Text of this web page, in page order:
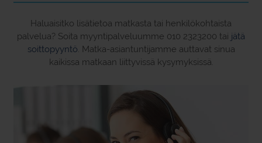
Haluaisitko lisätietoa matkasta tai henkilökohtaista
palvelua? Soita myyntipalveluumme 010 2323200 tai jätä
soittopyyntö. Matka-asiantuntijamme auttavat sinua
kaikissa matkaan liittyvissä kysymyksissä.